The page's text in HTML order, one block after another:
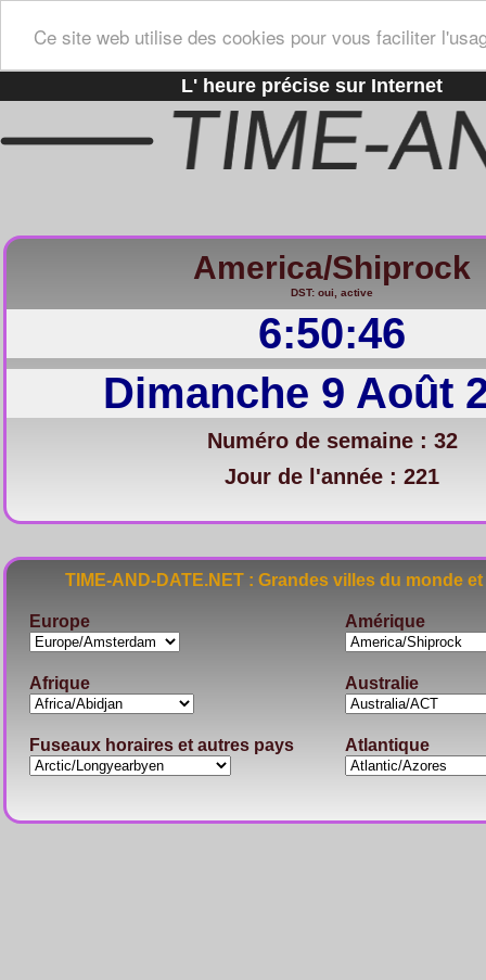
Ce site web utilise des cookies pour vous faciliter
L' heure précise sur Internet
America/Shiprock
DST: oui, active
6:50:47
Dimanche 9 Août
Numéro de semaine : 32
Jour de l'année : 221
TIME-AND-DATE.NET : Grandes villes du
Europe Amérique
Afrique Australie
Fuseaux horaires et autres pays Atlantique